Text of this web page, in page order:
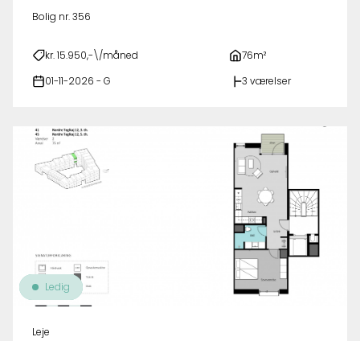
Bolig nr. 356
kr. 15.950,-\/måned 76m²
01-11-2026 - G 3 værelser
Ledig
Leje